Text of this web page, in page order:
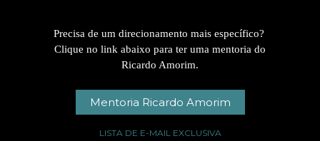
Precisa de um direcionamento mais específico?
Clique no link abaixo para ter uma mentoria do
Ricardo Amorim.
Mentoria Ricardo Amorim
LISTA DE E-MAIL EXCLUSIVA